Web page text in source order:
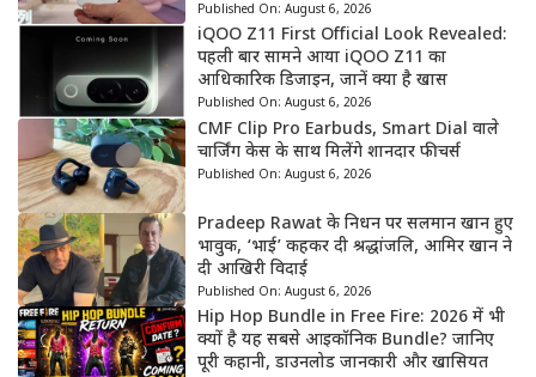
Published On: August 6, 2026
iQOO Z11 First Official Look Revealed:
पहली बार सामने आया iQOO Z11 का
आधिकारिक डिजाइन, जानें क्या है खास
Published On: August 6, 2026
CMF Clip Pro Earbuds, Smart Dial वाले
चार्जिंग केस के साथ मिलेंगे शानदार फीचर्स
Published On: August 6, 2026
Pradeep Rawat के निधन पर सलमान खान हुए
भावुक, ‘भाई’ कहकर दी श्रद्धांजलि, आमिर खान ने
दी आखिरी विदाई
Published On: August 6, 2026
Hip Hop Bundle in Free Fire: 2026 में भी
क्यों है यह सबसे आइकॉनिक Bundle? जानिए
पूरी कहानी, डाउनलोड जानकारी और खासियत